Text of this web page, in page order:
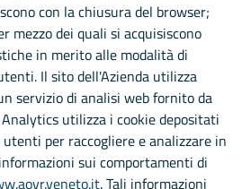
con la chiusura del browser;
mezzo dei quali si acquisiscono
in merito alle modalità di
Il sito dell'Azienda utilizza
servizio di analisi web fornito da
Analytics utilizza i cookie depositati
per raccogliere e analizzare in
sui comportamenti di
. Tali informazioni